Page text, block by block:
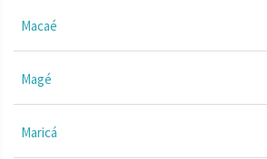
Macaé
Magé
Maricá